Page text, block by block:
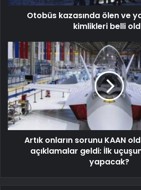
Otobüs kazasında ölen ve
kimlikleri belli
Artık onların sorunu KAAN
açıklamalar geldi: İlk
yapacak?